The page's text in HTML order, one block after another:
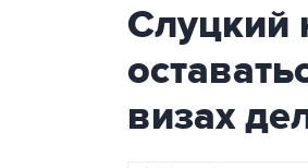
Слуцкий
визах